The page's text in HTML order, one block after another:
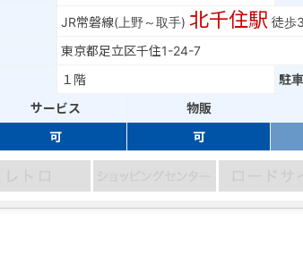
JR常磐線(上野～取手) 北千住駅 徒歩
東京都足立区千住1-24-7
１階 駐
サービス 物販
可
可